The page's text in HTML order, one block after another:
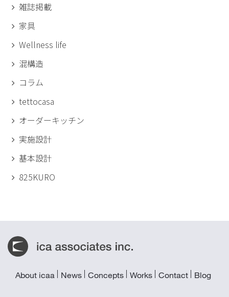
雑誌掲載
家具
Wellness life
混構造
コラム
tettocasa
オーダーキッチン
実施設計
基本設計
825KURO
About icaa News Concepts Works Contact Blog